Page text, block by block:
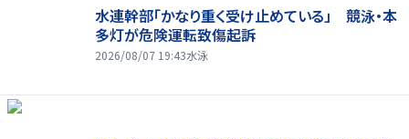
水連幹部「かなり重く受け止めている」 競泳・本
多灯が危険運転致傷起訴
2026/08/07 19:43水泳